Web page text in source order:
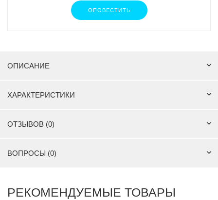
ОПОВЕСТИТЬ
ОПИСАНИЕ
ХАРАКТЕРИСТИКИ
ОТЗЫВОВ (0)
ВОПРОСЫ (0)
РЕКОМЕНДУЕМЫЕ ТОВАРЫ